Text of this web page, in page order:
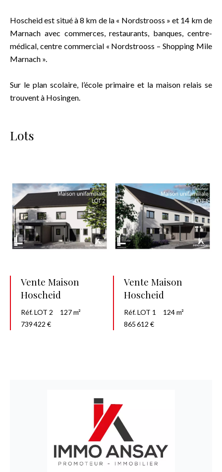
Hoscheid est situé à 8 km de la « Nordstrooss » et 14 km de
Marnach avec commerces, restaurants, banques, centre-
médical, centre commercial « Nordstrooss – Shopping Mile
Marnach ».
Sur le plan scolaire, l’école primaire et la maison relais se
trouvent à Hosingen.
Lots
Vente Maison
Hoscheid
Réf. LOT 2
127 m²
739 422 €
Vente Maison
Hoscheid
Réf. LOT 1
124 m²
865 612 €